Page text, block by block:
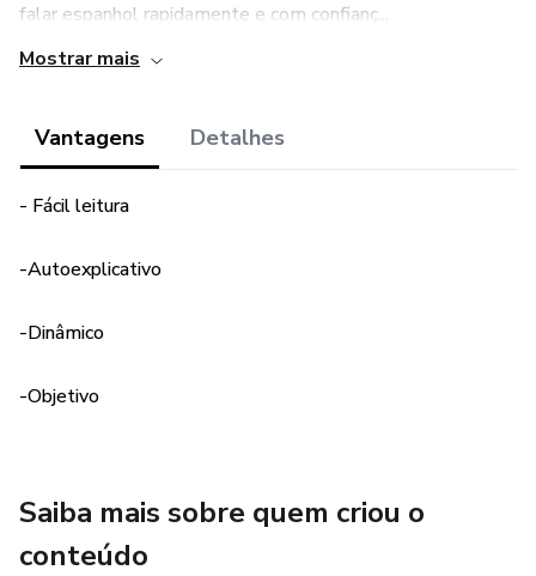
falar espanhol rapidamente e com confianç...
Mostrar mais
Vantagens Detalhes
- Fácil leitura
-Autoexplicativo
-Dinâmico
-Objetivo
Saiba mais sobre quem criou o
conteúdo